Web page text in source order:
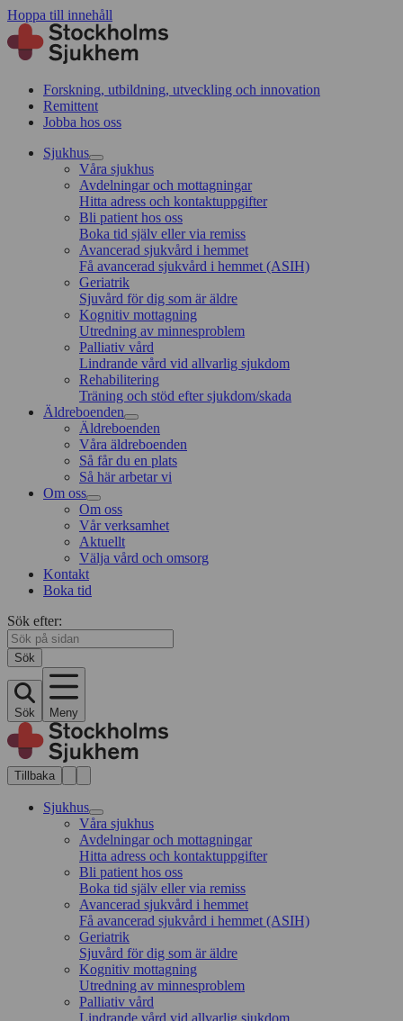
Hoppa till innehåll
Forskning, utbildning, utveckling och innovation
Remittent
Jobba hos oss
Sjukhus
Våra sjukhus
Avdelningar och mottagningar
Hitta adress och kontaktuppgifter
Bli patient hos oss
Boka tid själv eller via remiss
Avancerad sjukvård i hemmet
Få avancerad sjukvård i hemmet (ASIH)
Geriatrik
Sjuvård för dig som är äldre
Kognitiv mottagning
Utredning av minnesproblem
Palliativ vård
Lindrande vård vid allvarlig sjukdom
Rehabilitering
Träning och stöd efter sjukdom/skada
Äldreboenden
Äldreboenden
Våra äldreboenden
Så får du en plats
Så här arbetar vi
Om oss
Om oss
Vår verksamhet
Aktuellt
Välja vård och omsorg
Kontakt
Boka tid
Sök efter:
Sök
Sök Meny
Tillbaka
Sjukhus
Våra sjukhus
Avdelningar och mottagningar
Hitta adress och kontaktuppgifter
Bli patient hos oss
Boka tid själv eller via remiss
Avancerad sjukvård i hemmet
Få avancerad sjukvård i hemmet (ASIH)
Geriatrik
Sjuvård för dig som är äldre
Kognitiv mottagning
Utredning av minnesproblem
Palliativ vård
Lindrande vård vid allvarlig sjukdom